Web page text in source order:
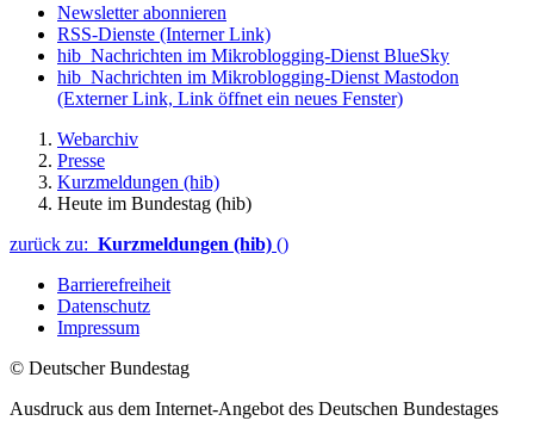
Newsletter abonnieren
RSS-Dienste (Interner Link)
hib_Nachrichten im Mikroblogging-Dienst BlueSky
hib_Nachrichten im Mikroblogging-Dienst Mastodon
(Externer Link, Link öffnet ein neues Fenster)
Webarchiv
Presse
Kurzmeldungen (hib)
Heute im Bundestag (hib)
zurück zu: Kurzmeldungen (hib) ()
Barrierefreiheit
Datenschutz
Impressum
© Deutscher Bundestag
Ausdruck aus dem Internet-Angebot des Deutschen Bundestages